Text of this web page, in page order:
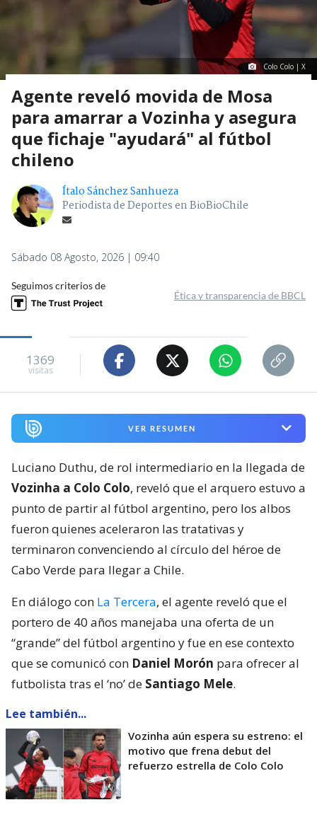
Colo Colo | X
Agente reveló movida de Mosa
para amarrar a Vozinha y asegura
que fichaje "ayudará" al fútbol
chileno
Ítalo Sánchez Sanhueza
Periodista de Deportes en BioBioChile
Sábado 08 Agosto, 2026 | 09:40
Seguimos criterios de
Ética y transparencia de BBCL
1369
visitas
VER RESUMEN
Luciano Duthu, de rol intermediario en la llegada de
Vozinha a Colo Colo, reveló que el arquero estuvo a
punto de partir al fútbol argentino, pero los albos
fueron quienes aceleraron las tratativas y
terminaron convenciendo al círculo del héroe de
Cabo Verde para llegar a Chile.
En diálogo con La Tercera, el agente reveló que el
portero de 40 años manejaba una oferta de un
“grande” del fútbol argentino y fue en ese contexto
que se comunicó con Daniel Morón para ofrecer al
futbolista tras el ‘no’ de Santiago Mele.
Lee también...
Vozinha aún espera su estreno: el
motivo que frena debut del
refuerzo estrella de Colo Colo